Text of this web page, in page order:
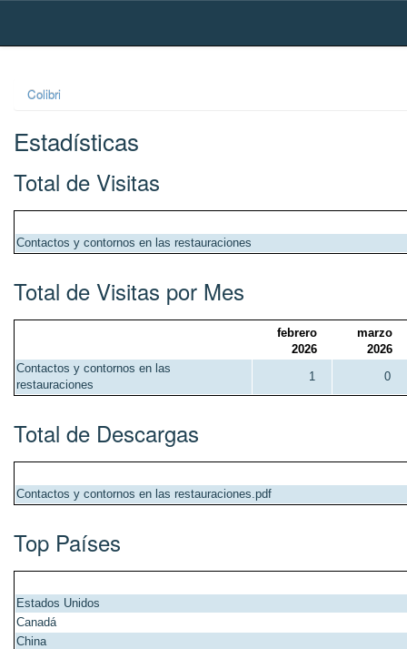
Skip
Colibri
Estadísticas
Total de Visitas
Contactos y contornos en las restauraciones
Total de Visitas por Mes
febrero
2026
marzo
2026
Contactos y contornos en las
restauraciones
1 0
Total de Descargas
Contactos y contornos en las restauraciones.pdf
Top Países
Estados Unidos
Canadá
China